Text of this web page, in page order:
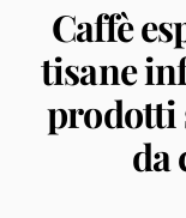
Caffè
tisane
prodotti
da